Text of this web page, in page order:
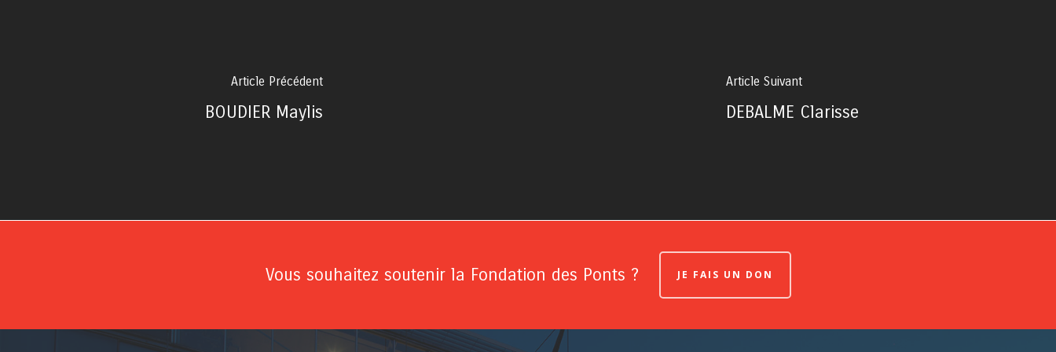
Article Précédent
BOUDIER Maylis
Article Suivant
DEBALME Clarisse
Vous souhaitez soutenir la Fondation des Ponts ? JE FAIS UN DON